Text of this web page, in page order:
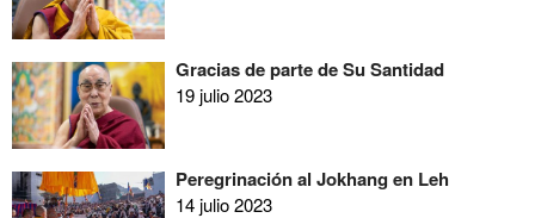
Gracias de parte de Su Santidad
19 julio 2023
Peregrinación al Jokhang en Leh
14 julio 2023